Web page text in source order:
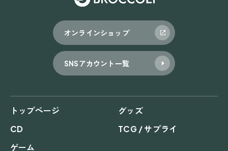
オンラインショップ
SNSアカウント一覧
トップページ
グッズ
CD
TCG / サプライ
ゲーム